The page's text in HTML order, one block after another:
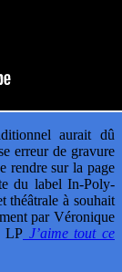
aurait dû
erreur de gravure
rendre sur la page
du label In-Poly-
théâtrale à souhait
par Véronique
LP J’aime tout ce